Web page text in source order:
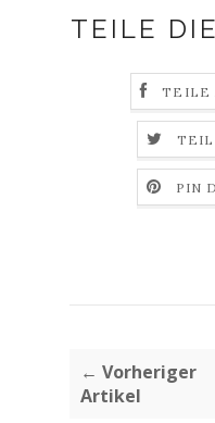
TEILE
TEILE
PIN
← Vorheriger
Artikel